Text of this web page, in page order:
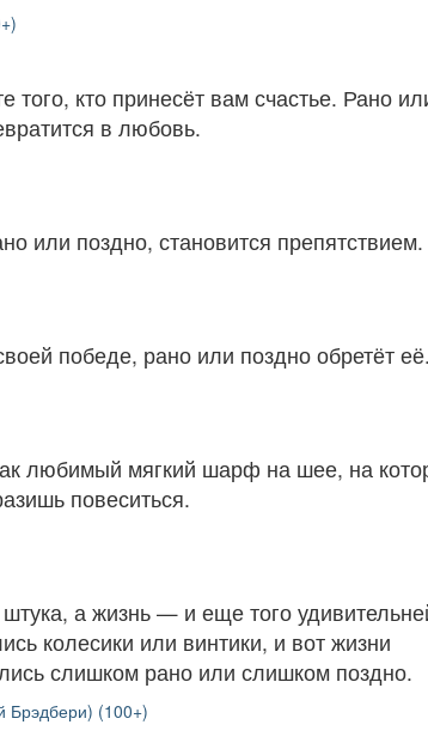
кто принесёт вам счастье. Рано
в любовь.
или поздно, становится препятствием.
победе, рано или поздно обретёт её.
любимый мягкий шарф на шее, на
повеситься.
а жизнь — и еще того
колесики или винтики, и вот жизни
слишком рано или слишком поздно.
Брэдбери) (100+)